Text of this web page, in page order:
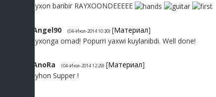
Rayxon baribir RAYXOONDEEEEE
Angel90 (04-Июл-2014 10:30) [Материал]
Rayxonga omad! Popurri yaxwi kuylanibdi. Well done!
AnoRa (04-Июл-2014 12:29) [Материал]
Rayhon Supper !